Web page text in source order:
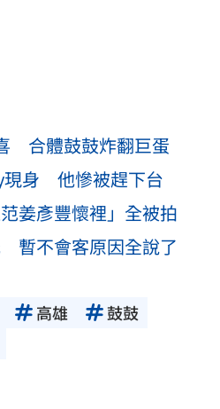
合體鼓鼓炸翻巨蛋
現身 他慘被趕下台
姜彥豐懷裡」全被拍
暫不會客原因全說了
高雄
鼓鼓